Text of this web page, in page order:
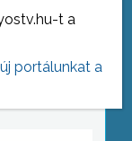
t a
portálunkat a